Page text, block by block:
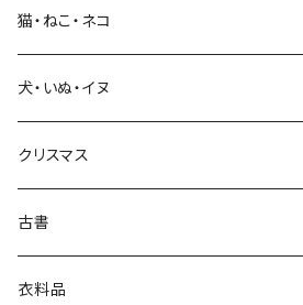
生活・暮らし
芸術・絵画・写真
絵本・児童書
娯楽・エンターテインメント
猫・ねこ・ネコ
犬・いぬ・イヌ
クリスマス
古書
古書セット
衣料品